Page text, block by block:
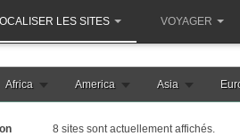
LES SITES VOYAGER
Africa America Asia
8 sites sont actuellement affichés.